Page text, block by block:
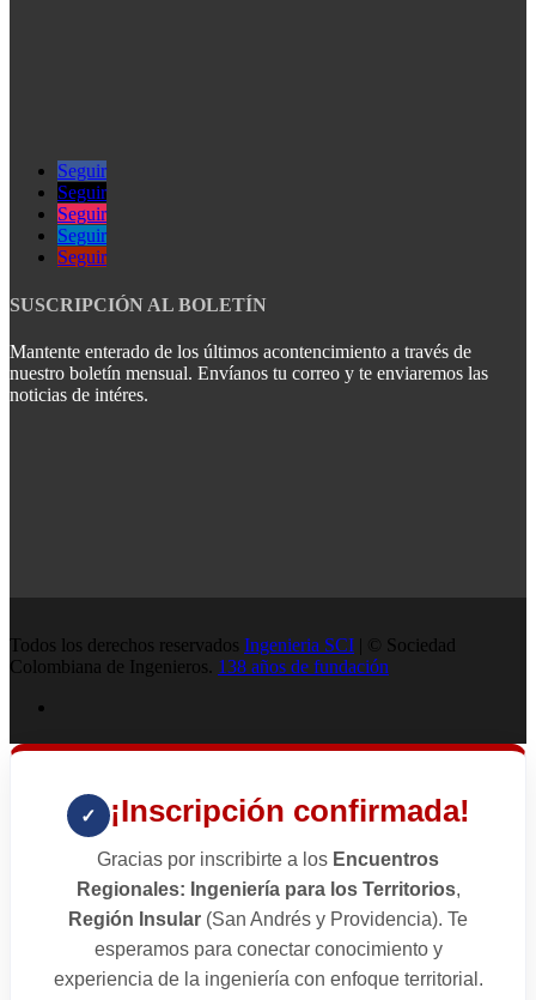
Seguir
Seguir
Seguir
Seguir
Seguir
SUSCRIPCIÓN AL BOLETÍN
Mantente enterado de los últimos acontencimiento a través de
nuestro boletín mensual. Envíanos tu correo y te enviaremos las
noticias de intéres.
Todos los derechos reservados Ingenieria SCI | © Sociedad
Colombiana de Ingenieros. 138 años de fundación
✓ ¡Inscripción confirmada!
Gracias por inscribirte a los Encuentros
Regionales: Ingeniería para los Territorios,
Región Insular (San Andrés y Providencia). Te
esperamos para conectar conocimiento y
experiencia de la ingeniería con enfoque territorial.